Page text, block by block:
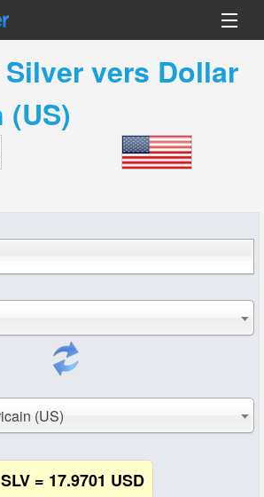
Silververs Dollar
(US)
= 17.9701 USD